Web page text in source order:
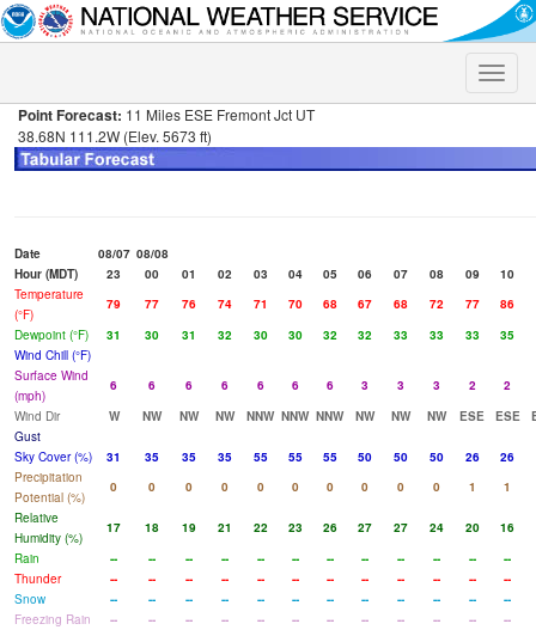
Toggle
Point Forecast: 11 Miles ESE Fremont Jct UT
38.68N 111.2W (Elev. 5673 ft)
Date 08/07 08/08
Hour (MDT)
23 00 01 02 03 04 05 06 07 08 09
10
Temperature
(°F)
79 77 76 74 71 70 68 67 68 72 77
86
Dewpoint (°F)
31 30 31 32 30 30 32 32 33 33 33
35
Wind Chill (°F)
Surface Wind
(mph)
6 6 6 6 6 6 6 3 3 3 2
2
Wind Dir
W NW NW NW NNW NNW NNW NW NW NW ESE ESE
Gust
Sky Cover (%)
31 35 35 35 55 55 55 50 50 50 26
26
Precipitation
Potential (%)
0 0 0 0 0 0 0 0 0 0 1
1
Relative
Humidity (%)
17 18 19 21 22 23 26 27 27 24 20
16
Rain
-- -- -- -- -- -- -- -- -- -- --
--
Thunder
-- -- -- -- -- -- -- -- -- -- --
--
Snow
-- -- -- -- -- -- -- -- -- -- --
--
Freezing Rain
-- -- -- -- -- -- -- -- -- -- --
--